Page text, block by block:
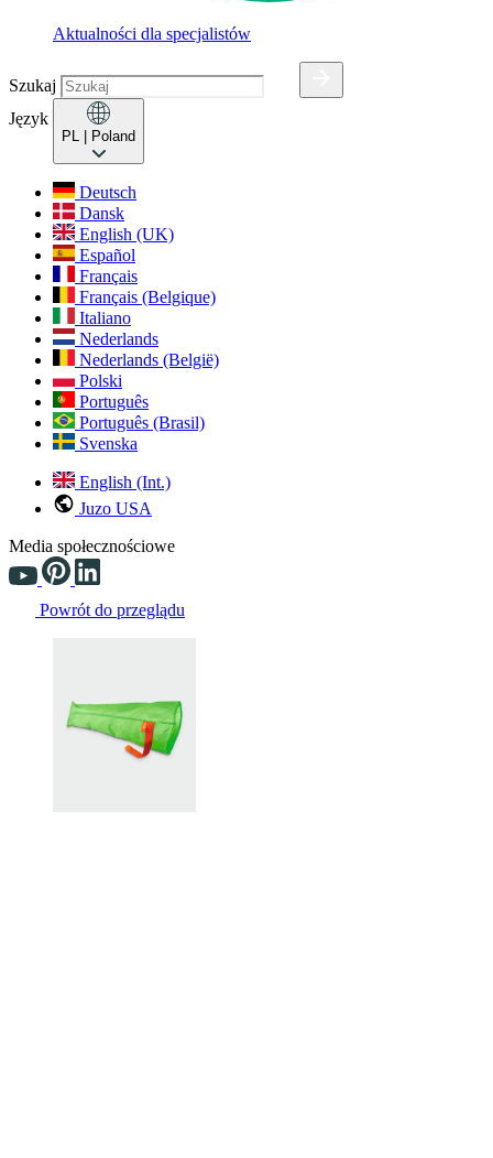
Aktualności dla specjalistów
Szukaj
Język
PL | Poland
Deutsch
Dansk
English (UK)
Español
Français
Français (Belgique)
Italiano
Nederlands
Nederlands (België)
Polski
Português
Português (Brasil)
Svenska
English (Int.)
Juzo USA
Media społecznościowe
Powrót do przeglądu